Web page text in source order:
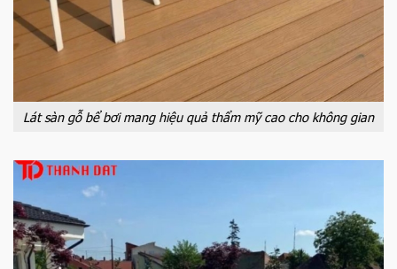
Lát sàn gỗ bể bơi mang hiệu quả thẩm mỹ cao cho không gian